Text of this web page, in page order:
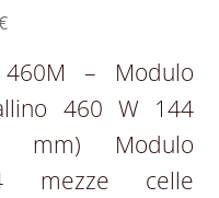
– Modulo
460 W 144
mm) Modulo
mezze celle